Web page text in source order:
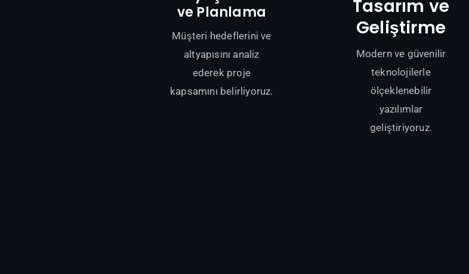
ve Planlama
Müşteri hedeflerini ve
altyapısını analiz
ederek proje
kapsamını belirliyoruz.
Tasarım ve
Geliştirme
Modern ve güvenilir
teknolojilerle
ölçeklenebilir
yazılımlar
geliştiriyoruz.